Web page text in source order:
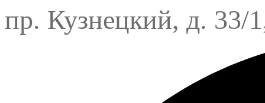
пр. Кузнецкий, д. 33/